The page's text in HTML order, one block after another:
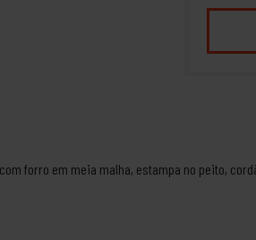
forro em meia malha, estampa no peito,